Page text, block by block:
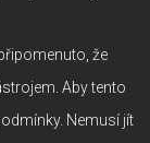
že
Aby tento
Nemusí jít